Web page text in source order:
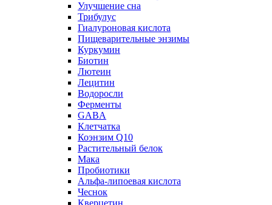
Улучшение сна
Трибулус
Гиалуроновая кислота
Пищеварительные энзимы
Куркумин
Биотин
Лютеин
Лецитин
Водоросли
Ферменты
GABA
Клетчатка
Коэнзим Q10
Растительный белок
Мака
Пробиотики
Альфа-липоевая кислота
Чеснок
Кверцетин